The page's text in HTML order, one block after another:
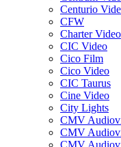
Centurio
CFW
Charter Video
CIC Video
Cico Film
Cico Video
CIC Taurus
Cine Video
City Lights
CMV
CMV
CMV